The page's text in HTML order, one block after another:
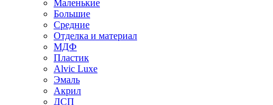
Маленькие
Большие
Средние
Отделка и материал
МДФ
Пластик
Alvic Luxe
Эмаль
Акрил
ДСП